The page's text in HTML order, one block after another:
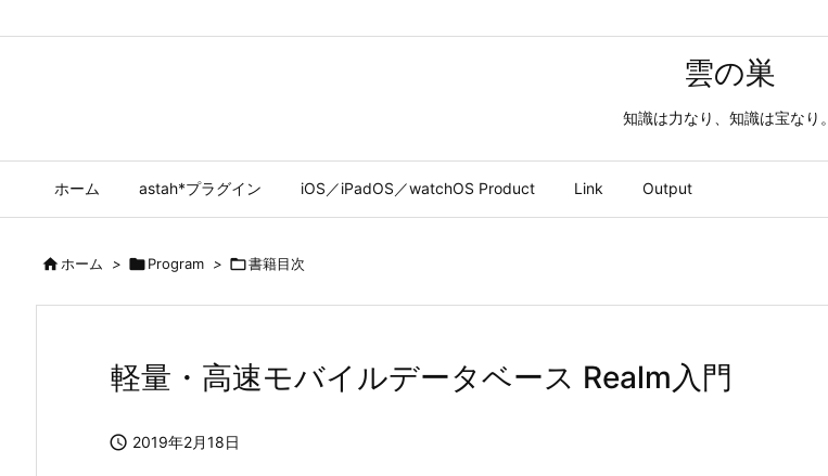
雲の巣
知識は力なり、知識は宝なり。
ホーム astah*プラグイン iOS／iPadOS／watchOS Product Link Output
ホーム > Program > 書籍目次
軽量・高速モバイルデータベース Realm入門
 2019年2月18日